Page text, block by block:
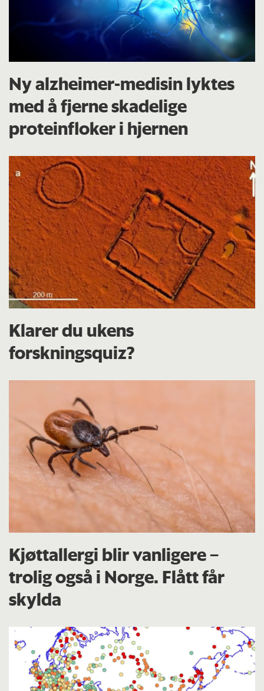
Ny alzheimer-medisin lyktes
med å fjerne skadelige
proteinfloker i hjernen
Klarer du ukens
forskningsquiz?
Kjøttallergi blir vanligere –
trolig også i Norge. Flått får
skylda